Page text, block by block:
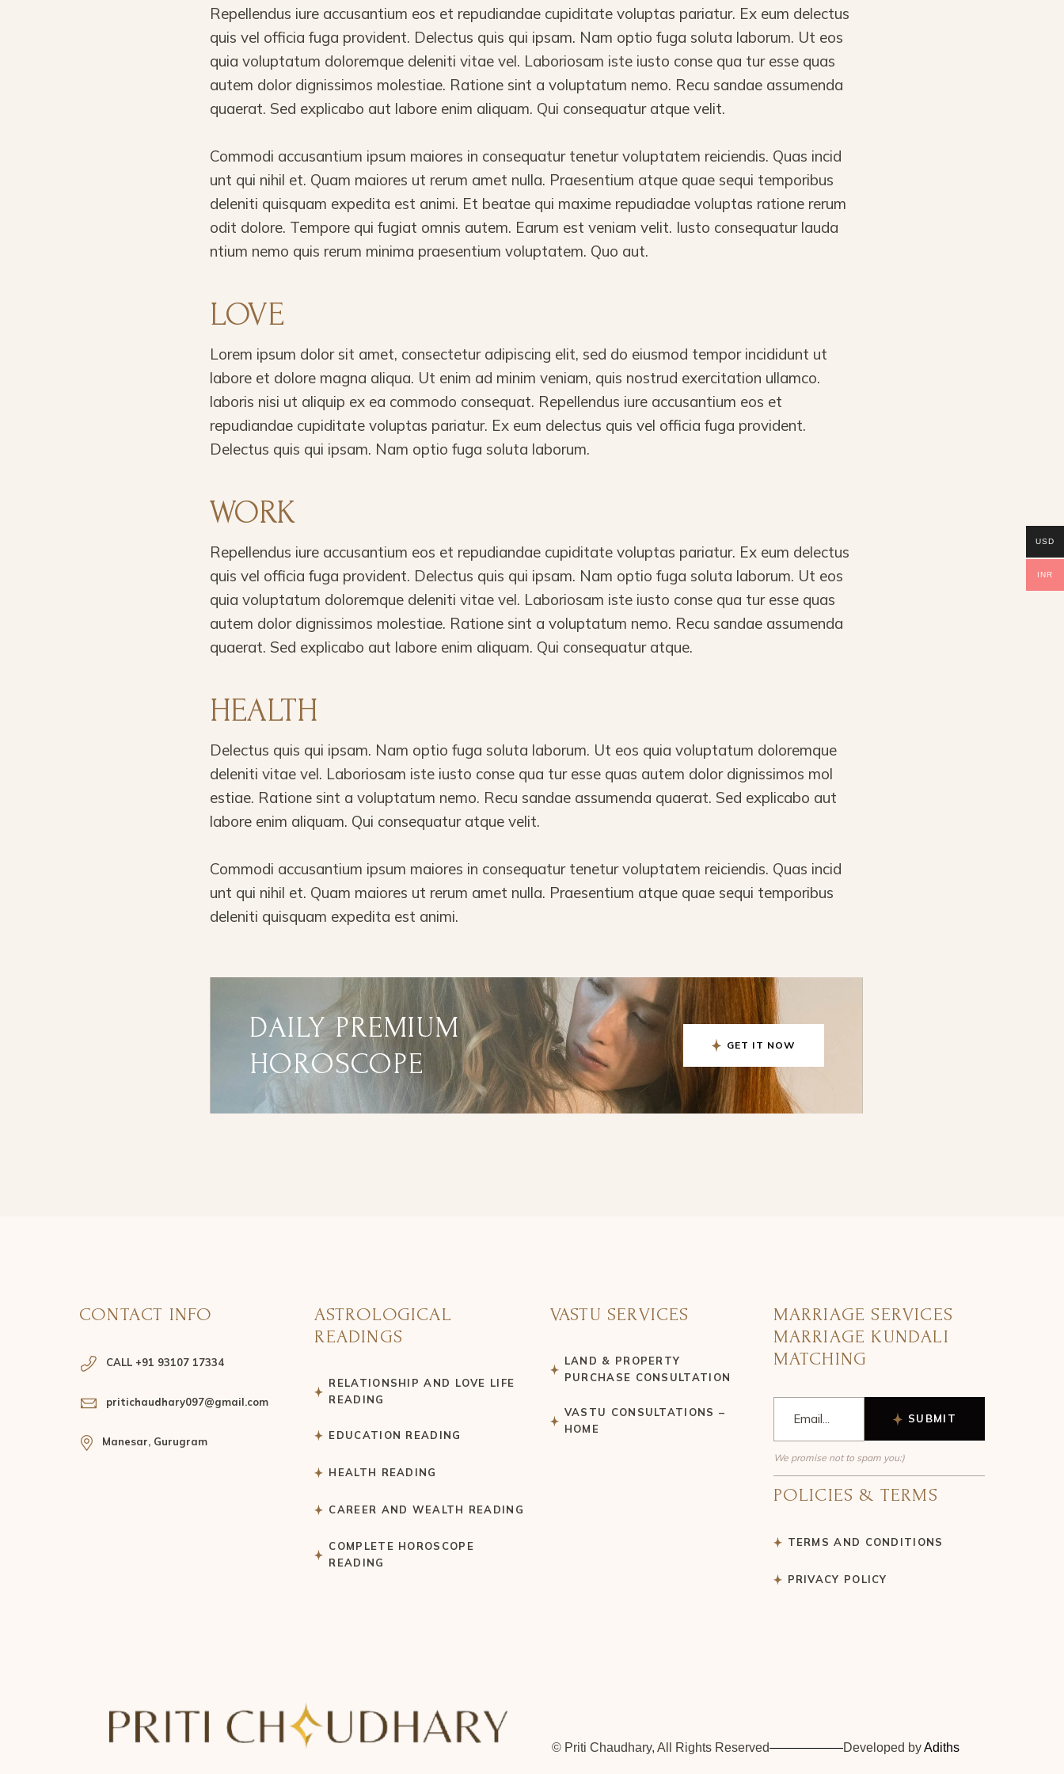
Repellendus iure accusantium eos et repudiandae cupiditate voluptas pariatur. Ex eum delectus
quis vel officia fuga provident. Delectus quis qui ipsam. Nam optio fuga soluta laborum. Ut eos
quia voluptatum doloremque deleniti vitae vel. Laboriosam iste iusto conse qua tur esse quas
autem dolor dignissimos molestiae. Ratione sint a voluptatum nemo. Recu sandae assumenda
quaerat. Sed explicabo aut labore enim aliquam. Qui consequatur atque velit.
Commodi accusantium ipsum maiores in consequatur tenetur voluptatem reiciendis. Quas incid
unt qui nihil et. Quam maiores ut rerum amet nulla. Praesentium atque quae sequi temporibus
deleniti quisquam expedita est animi. Et beatae qui maxime repudiadae voluptas ratione rerum
odit dolore. Tempore qui fugiat omnis autem. Earum est veniam velit. Iusto consequatur lauda
ntium nemo quis rerum minima praesentium voluptatem. Quo aut.
LOVE
Lorem ipsum dolor sit amet, consectetur adipiscing elit, sed do eiusmod tempor incididunt ut
labore et dolore magna aliqua. Ut enim ad minim veniam, quis nostrud exercitation ullamco.
laboris nisi ut aliquip ex ea commodo consequat. Repellendus iure accusantium eos et
repudiandae cupiditate voluptas pariatur. Ex eum delectus quis vel officia fuga provident.
Delectus quis qui ipsam. Nam optio fuga soluta laborum.
WORK
Repellendus iure accusantium eos et repudiandae cupiditate voluptas pariatur. Ex eum delectus
quis vel officia fuga provident. Delectus quis qui ipsam. Nam optio fuga soluta laborum. Ut eos
quia voluptatum doloremque deleniti vitae vel. Laboriosam iste iusto conse qua tur esse quas
autem dolor dignissimos molestiae. Ratione sint a voluptatum nemo. Recu sandae assumenda
quaerat. Sed explicabo aut labore enim aliquam. Qui consequatur atque.
HEALTH
Delectus quis qui ipsam. Nam optio fuga soluta laborum. Ut eos quia voluptatum doloremque
deleniti vitae vel. Laboriosam iste iusto conse qua tur esse quas autem dolor dignissimos mol
estiae. Ratione sint a voluptatum nemo. Recu sandae assumenda quaerat. Sed explicabo aut
labore enim aliquam. Qui consequatur atque velit.
Commodi accusantium ipsum maiores in consequatur tenetur voluptatem reiciendis. Quas incid
unt qui nihil et. Quam maiores ut rerum amet nulla. Praesentium atque quae sequi temporibus
deleniti quisquam expedita est animi.
DAILY PREMIUM
HOROSCOPE
GET IT NOW
CONTACT INFO
CALL +91 93107 17334
pritichaudhary097@gmail.com
Manesar, Gurugram
ASTROLOGICAL
READINGS
RELATIONSHIP AND LOVE LIFE
READING
EDUCATION READING
HEALTH READING
CAREER AND WEALTH READING
COMPLETE HOROSCOPE
READING
VASTU SERVICES
LAND & PROPERTY
PURCHASE CONSULTATION
VASTU CONSULTATIONS –
HOME
MARRIAGE SERVICES
MARRIAGE KUNDALI
MATCHING
SUBMIT
We promise not to spam you:)
POLICIES & TERMS
TERMS AND CONDITIONS
PRIVACY POLICY
© Priti Chaudhary, All Rights Reserved Developed byAdiths
USD
INR